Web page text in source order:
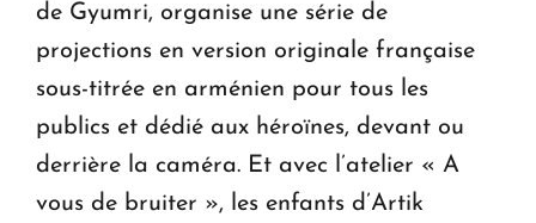
de Gyumri, organise une série de
projections en version originale française
sous-titrée en arménien pour tous les
publics et dédié aux héroïnes, devant ou
derrière la caméra. Et avec l’atelier « A
vous de bruiter », les enfants d’Artik